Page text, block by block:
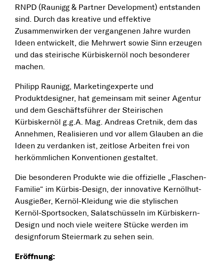
RNPD (Raunigg & Partner Development) entstanden
sind. Durch das kreative und effektive
Zusammenwirken der vergangenen Jahre wurden
Ideen entwickelt, die Mehrwert sowie Sinn erzeugen
und das steirische Kürbiskernöl noch besonderer
machen.
Philipp Raunigg, Marketingexperte und
Produktdesigner, hat gemeinsam mit seiner Agentur
und dem Geschäftsführer der Steirischen
Kürbiskernöl g.g.A. Mag. Andreas Cretnik, dem das
Annehmen, Realisieren und vor allem Glauben an die
Ideen zu verdanken ist, zeitlose Arbeiten frei von
herkömmlichen Konventionen gestaltet.
Die besonderen Produkte wie die offizielle „Flaschen-
Familie“ im Kürbis-Design, der innovative Kernölhut-
Ausgießer, Kernöl-Kleidung wie die stylischen
Kernöl-Sportsocken, Salatschüsseln im Kürbiskern-
Design und noch viele weitere Stücke werden im
designforum Steiermark zu sehen sein.
Eröffnung: